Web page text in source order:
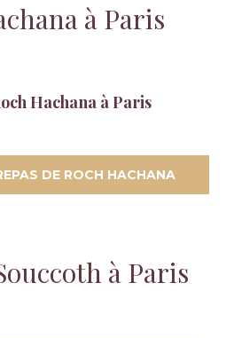
à Paris
Hachana à Paris
DE ROCH HACHANA
à Paris